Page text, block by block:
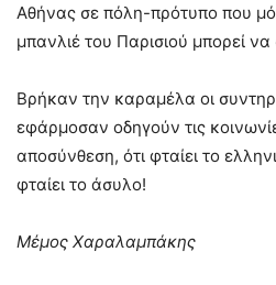
Αθήνας σε πόλη-πρότυπο που
μπανλιέ του Παρισιού μπορεί να
Βρήκαν την καραμέλα οι
εφάρμοσαν οδηγούν τις
αποσύνθεση, ότι φταίει το
φταίει το άσυλο!
Μέμος Χαραλαμπάκης